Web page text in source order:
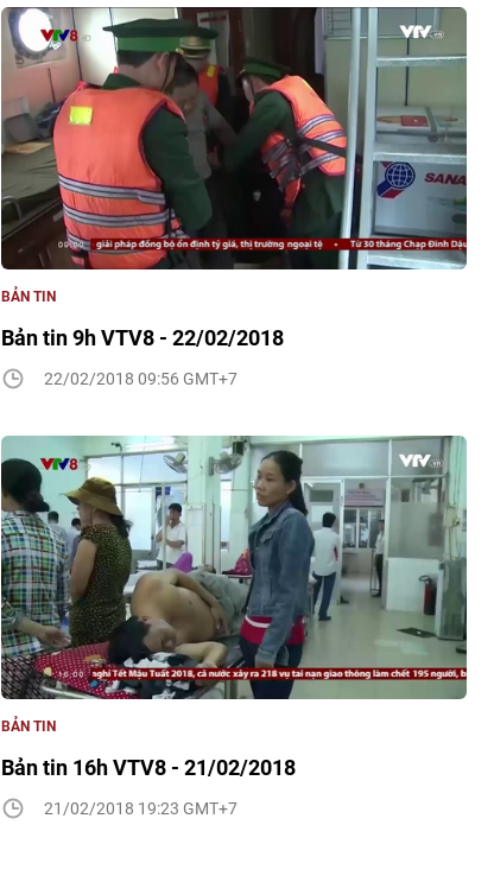
Bản tin 9h VTV8 - 22/02/2018
BẢN TIN
22/02/2018 09:56 GMT+7
Bản tin 16h VTV8 - 21/02/2018
BẢN TIN
21/02/2018 19:23 GMT+7